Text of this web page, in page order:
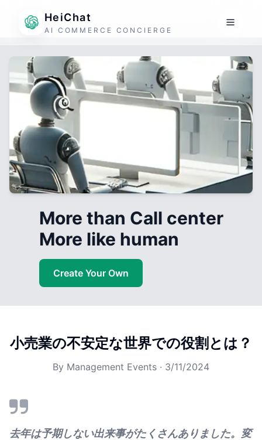
HeiChat
AI COMMERCE CONCIERGE
More than Call center
More like human
Create Your Own
小売業の不安定な世界での役割とは？
By Management Events · 3/11/2024
去年は予期しない出来事がたくさんありました。変